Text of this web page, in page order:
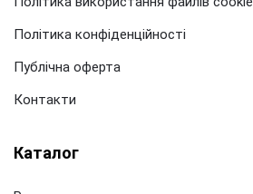
Політика конфіденційності
Публічна оферта
Контакти
Каталог